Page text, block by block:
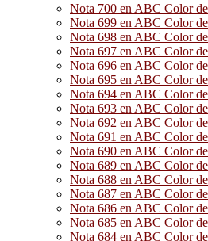
Nota 700 en ABC Color
Nota 699 en ABC Color
Nota 698 en ABC Color
Nota 697 en ABC Color
Nota 696 en ABC Color
Nota 695 en ABC Color
Nota 694 en ABC Color
Nota 693 en ABC Color
Nota 692 en ABC Color
Nota 691 en ABC Color
Nota 690 en ABC Color
Nota 689 en ABC Color
Nota 688 en ABC Color
Nota 687 en ABC Color
Nota 686 en ABC Color
Nota 685 en ABC Color
Nota 684 en ABC Color